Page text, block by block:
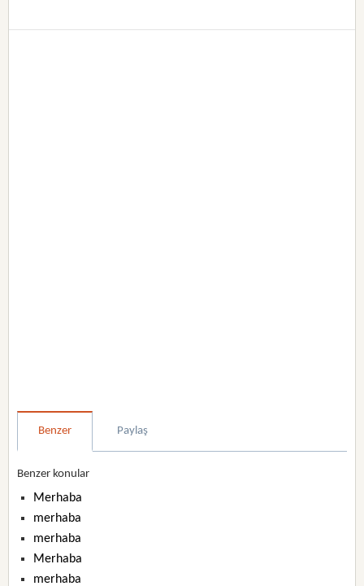
Benzer Paylaş
Benzer konular
Merhaba
merhaba
merhaba
Merhaba
merhaba